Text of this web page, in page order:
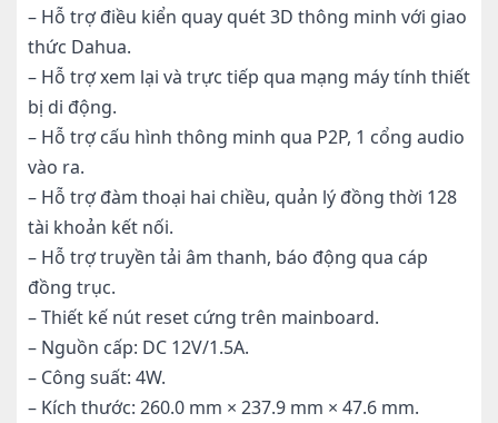
– Hỗ trợ điều kiển quay quét 3D thông minh với giao
thức Dahua.
– Hỗ trợ xem lại và trực tiếp qua mạng máy tính thiết
bị di động.
– Hỗ trợ cấu hình thông minh qua P2P, 1 cổng audio
vào ra.
– Hỗ trợ đàm thoại hai chiều, quản lý đồng thời 128
tài khoản kết nối.
– Hỗ trợ truyền tải âm thanh, báo động qua cáp
đồng trục.
– Thiết kế nút reset cứng trên mainboard.
– Nguồn cấp: DC 12V/1.5A.
– Công suất: 4W.
– Kích thước: 260.0 mm × 237.9 mm × 47.6 mm.